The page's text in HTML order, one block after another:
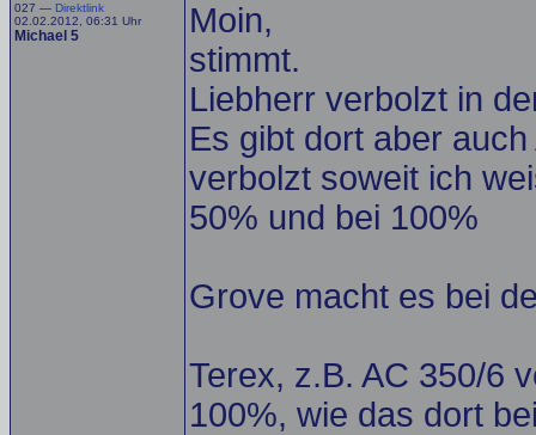
027 — Direktlink
02.02.2012, 06:31 Uhr
Michael 5
Moin,
stimmt.
Liebherr verbolzt in
Es gibt dort aber
verbolzt soweit ich
50% und bei 100%
Grove macht es bei
Terex, z.B. AC 350/6
100%, wie das dort